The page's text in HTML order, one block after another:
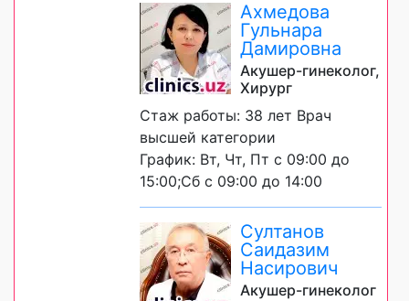
Ахмедова
Гульнара
Дамировна
Акушер-гинеколог,
Хирург
Стаж работы: 38 лет Врач
высшей категории
График: Вт, Чт, Пт с 09:00 до
15:00;Сб с 09:00 до 14:00
Султанов
Саидазим
Насирович
Акушер-гинеколог